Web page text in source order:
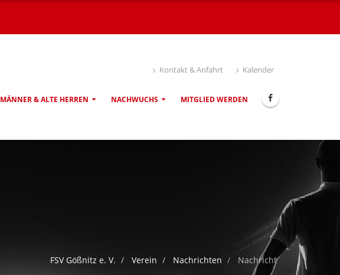
Kontakt & Anfahrt Kalender
MÄNNER & ALTE HERREN NACHWUCHS MITGLIED WERDEN
FSV Gößnitz e. V. Verein Nachrichten Nachricht